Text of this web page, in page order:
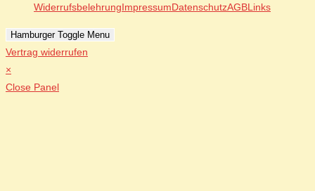
WiderrufsbelehrungImpressumDatenschutzAGBLinks
Hamburger Toggle Menu
Vertrag widerrufen
×
Close Panel